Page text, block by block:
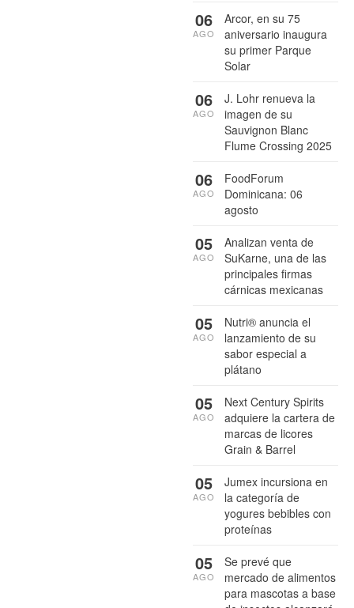
Arcor, en su 75
aniversario inaugura
su primer Parque
Solar
06
AGO
J. Lohr renueva la
imagen de su
Sauvignon Blanc
Flume Crossing 2025
06
AGO
FoodForum
Dominicana: 06
agosto
06
AGO
Analizan venta de
SuKarne, una de las
principales firmas
cárnicas mexicanas
05
AGO
Nutri® anuncia el
lanzamiento de su
sabor especial a
plátano
05
AGO
Next Century Spirits
adquiere la cartera de
marcas de licores
Grain & Barrel
05
AGO
Jumex incursiona en
la categoría de
yogures bebibles con
proteínas
05
AGO
Se prevé que
mercado de alimentos
para mascotas a base
05
AGO